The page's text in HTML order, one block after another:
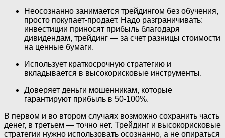
Неосознанно занимается трейдингом без обучения,
просто покупает-продает. Надо разграничивать:
инвестиции приносят прибыль благодаря
дивидендам, трейдинг — за счет разницы стоимости
на ценные бумаги.
Использует краткосрочную стратегию и
вкладывается в высокорисковые инструменты.
Доверяет деньги мошенникам, которые
гарантируют прибыль в 50-100%.
В первом и во втором случаях возможно сохранить часть
денег, в третьем — точно нет. Трейдинг и высокорисковые
стратегии нужно использовать осознанно, а не опираться